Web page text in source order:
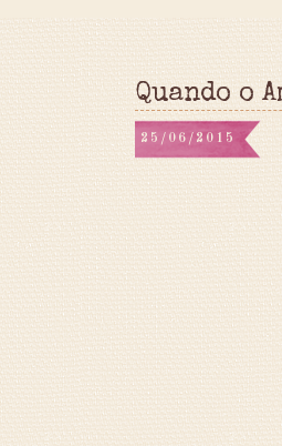
Quando o
25/06/2015